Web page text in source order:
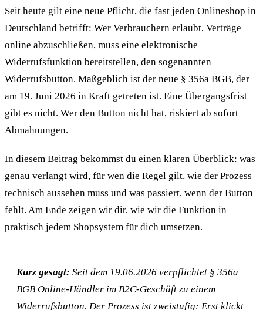
Seit heute gilt eine neue Pflicht, die fast jeden Onlineshop in
Deutschland betrifft: Wer Verbrauchern erlaubt, Verträge
online abzuschließen, muss eine elektronische
Widerrufsfunktion bereitstellen, den sogenannten
Widerrufsbutton. Maßgeblich ist der neue § 356a BGB, der
am 19. Juni 2026 in Kraft getreten ist. Eine Übergangsfrist
gibt es nicht. Wer den Button nicht hat, riskiert ab sofort
Abmahnungen.
In diesem Beitrag bekommst du einen klaren Überblick: was
genau verlangt wird, für wen die Regel gilt, wie der Prozess
technisch aussehen muss und was passiert, wenn der Button
fehlt. Am Ende zeigen wir dir, wie wir die Funktion in
praktisch jedem Shopsystem für dich umsetzen.
Kurz gesagt: Seit dem 19.06.2026 verpflichtet § 356a
BGB Online-Händler im B2C-Geschäft zu einem
Widerrufsbutton. Der Prozess ist zweistufig: Erst klickt